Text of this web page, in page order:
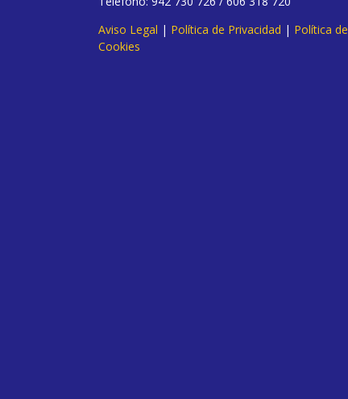
Aviso Legal | Política de Privacidad | Política de
Cookies